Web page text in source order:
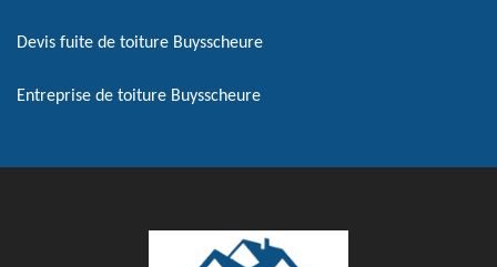
Devis fuite de toiture Buysscheure
Entreprise de toiture Buysscheure